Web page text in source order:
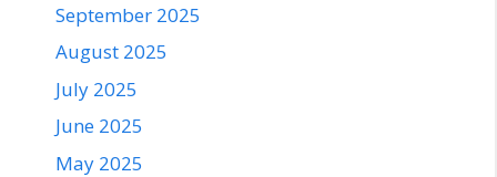
September 2025
August 2025
July 2025
June 2025
May 2025